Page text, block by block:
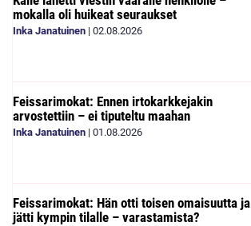
mokalla oli huikeat seuraukset
Inka Janatuinen | 02.08.2026
Feissarimokat: Ennen irtokarkkejakin
arvostettiin – ei tiputeltu maahan
Inka Janatuinen | 01.08.2026
Feissarimokat: Hän otti toisen omaisuutta ja
jätti kympin tilalle – varastamista?